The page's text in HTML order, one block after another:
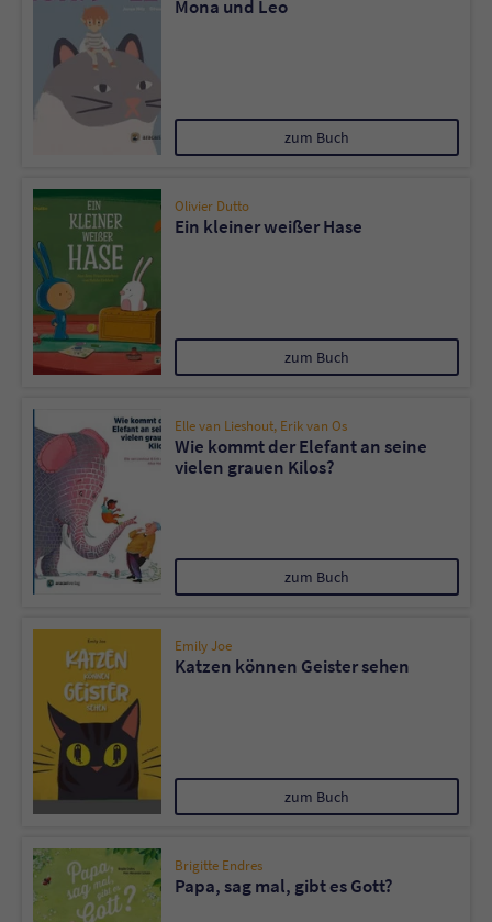
Mona und Leo
zum Buch
Olivier Dutto
Ein kleiner weißer Hase
zum Buch
Elle van Lieshout, Erik van Os
Wie kommt der Elefant an seine
vielen grauen Kilos?
zum Buch
Emily Joe
Katzen können Geister sehen
zum Buch
Brigitte Endres
Papa, sag mal, gibt es Gott?
Sicherheitscode des Kontaktformulars zu